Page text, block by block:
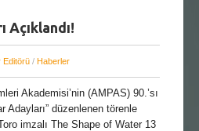
Açıklandı!
Editörü / Haberler
Akademisi’nin (AMPAS) 90.’sı
Adayları” düzenlenen törenle
imzalı The Shape of Water 13